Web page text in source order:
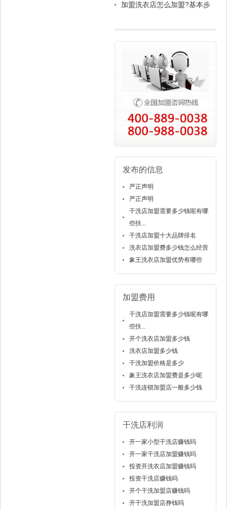
加盟洗衣店怎么加盟?基本步
发布的信息
严正声明
严正声明
干洗店加盟需要多少钱呢有哪
些扶...
干洗店加盟十大品牌排名
洗衣店加盟费多少钱怎么经营
象王洗衣店加盟优势有哪些
加盟费用
干洗店加盟需要多少钱呢有哪
些扶...
开个洗衣店加盟多少钱
洗衣店加盟多少钱
干洗加盟价格是多少
象王洗衣店加盟费是多少呢
干洗连锁加盟店一般多少钱
干洗店利润
开一家小型干洗店赚钱吗
开一家干洗店加盟赚钱吗
投资开洗衣店加盟赚钱吗
投资干洗店赚钱吗
开个干洗加盟店赚钱吗
开干洗加盟店挣钱吗